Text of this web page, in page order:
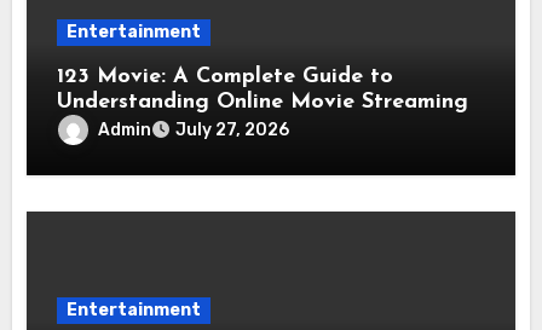
Entertainment
123 Movie: A Complete Guide to
Understanding Online Movie Streaming
Admin July 27, 2026
Entertainment